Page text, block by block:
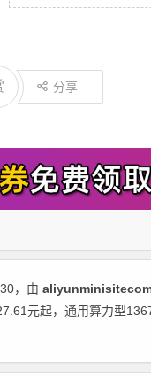
分享
，由
元起，通用算力型